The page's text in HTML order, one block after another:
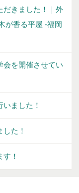
だきました！｜外
が香る平屋 -福岡
会を開催させてい
ました！
た！
！